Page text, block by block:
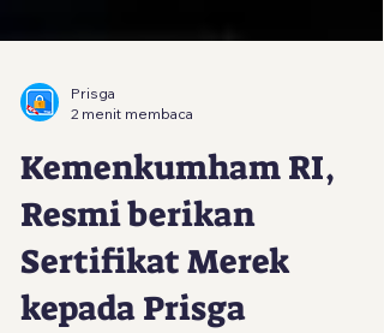
2 menit membaca
Kemenkumham RI,
Resmi berikan
Sertifikat Merek